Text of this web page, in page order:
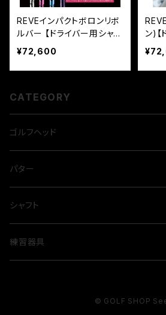
REVEインパクトボロンリボ
ルバー 【ドライバー用シャフ
ト】
¥72,600
ン)【
CATEGORY
ゴルフヘッド
ドライバー
GINNICO model02 ☆
GINNICO model02 ☆☆
フェアウェイウッド
PROCEED・ダブルＲ FW SF
ユーティリティウッド
パター
LAB GOLF
ダイレクトフォース2.1
CROSSPUTT
シャフト
ドライバー用
練習器具
© GOLF SHOP